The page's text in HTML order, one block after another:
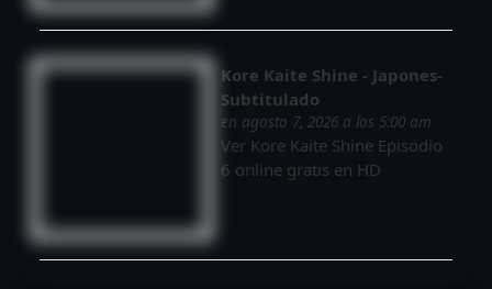
Kore Kaite Shine - Japones-
Subtitulado
en agosto 7, 2026 a las 5:00 am
Ver Kore Kaite Shine Episodio
6 online gratis en HD